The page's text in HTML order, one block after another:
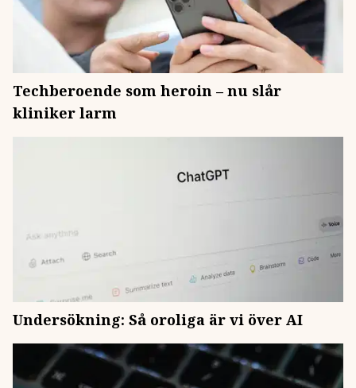
Techberoende som heroin – nu slår
kliniker larm
Undersökning: Så oroliga är vi över AI